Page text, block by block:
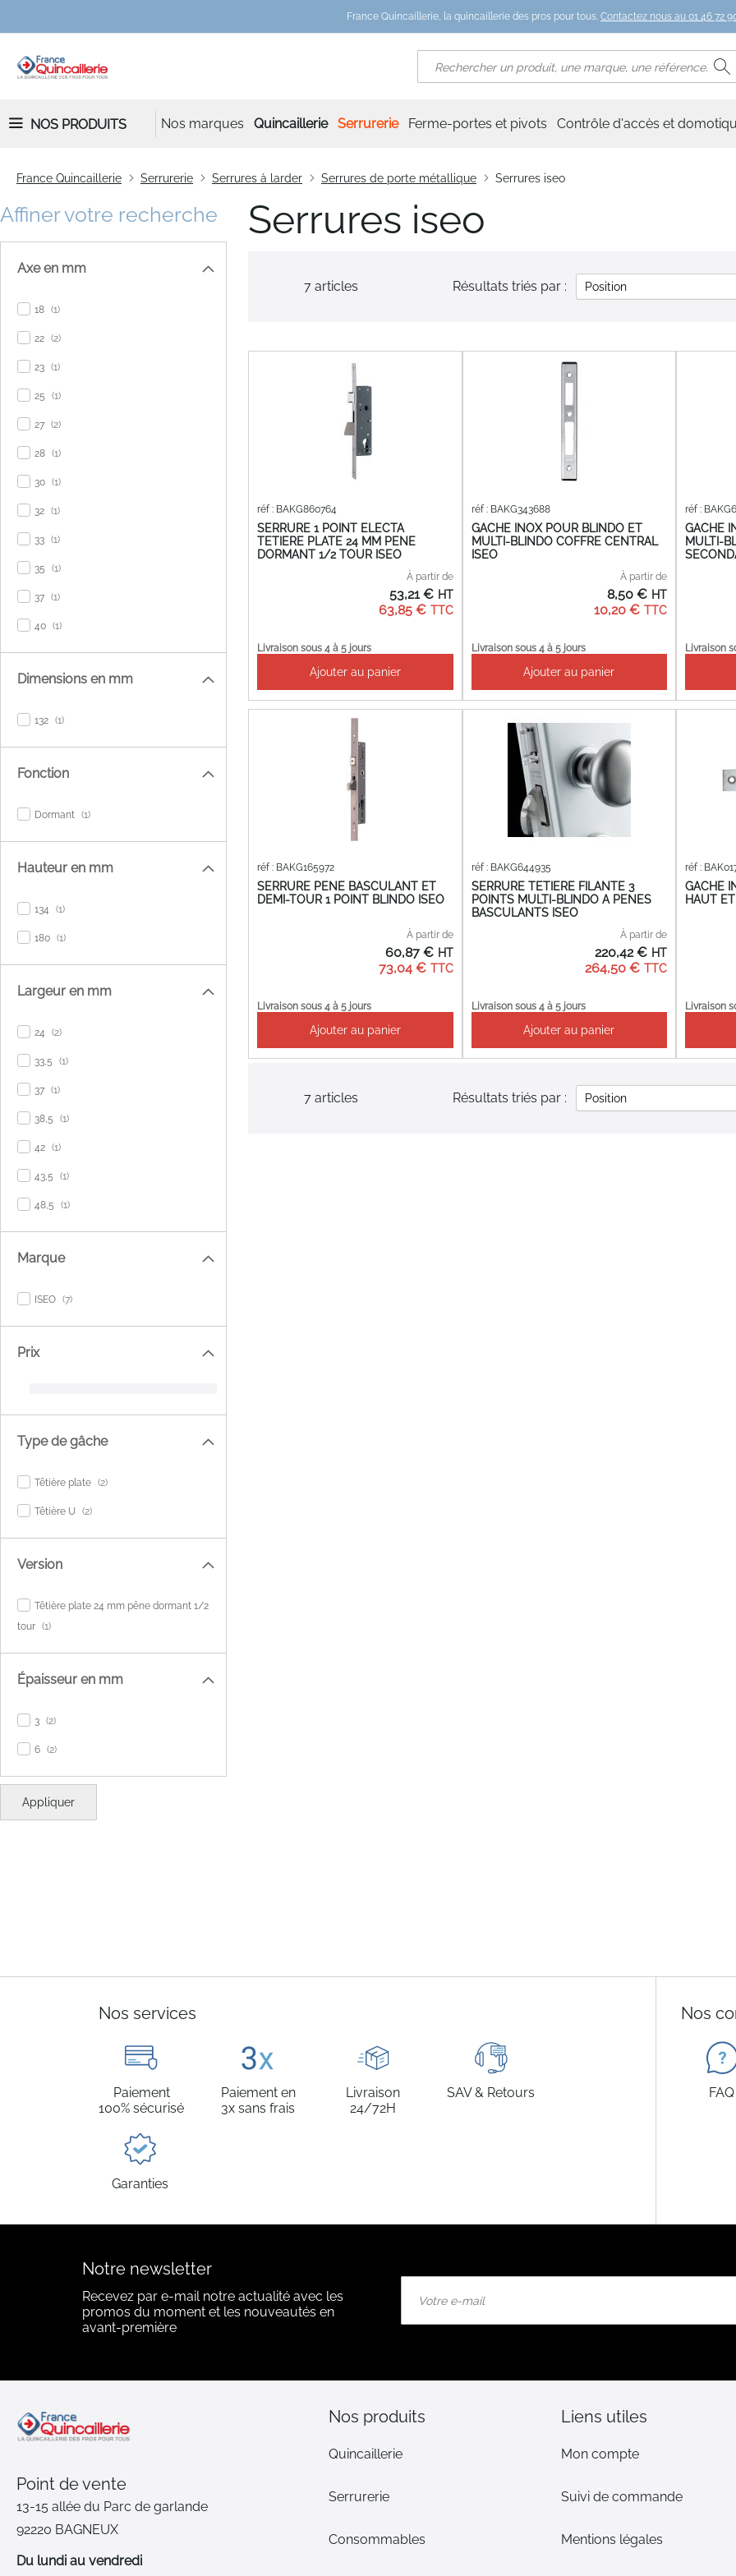
France Quincaillerie, la quincaillerie des pros pour tous. Contactez nous au 01 46 72
NOS PRODUITS Nos marques Quincaillerie Serrurerie Ferme-portes et pivots Contrôle d'accès et
France Quincaillerie Serrurerie Serrures à larder Serrures de porte métallique Serrures iseo
Serrures iseo
7 articles Résultats triés par :
SERRURE 1 POINT ELECTA
TETIERE PLATE 24 MM PENE
DORMANT 1/2 TOUR ISEO
réf : BAKG860764
À partir de
63,85 €
53,21 €
Livraison sous 4 à 5 jours
Ajouter au panier
GACHE INOX POUR BLINDO ET
MULTI-BLINDO COFFRE CENTRAL
ISEO
réf : BAKG343688
À partir de
10,20 €
8,50 €
Livraison sous 4 à 5 jours
Ajouter au panier
GACHE
MULTI-
réf :
Livraison
SERRURE PENE BASCULANT ET
DEMI-TOUR 1 POINT BLINDO ISEO
réf : BAKG165972
À partir de
73,04 €
60,87 €
Livraison sous 4 à 5 jours
Ajouter au panier
SERRURE TETIERE FILANTE 3
POINTS MULTI-BLINDO A PENES
BASCULANTS ISEO
réf : BAKG644935
À partir de
264,50 €
220,42 €
Livraison sous 4 à 5 jours
Ajouter au panier
GACHE
HAUT
réf :
Livraison
7 articles Résultats triés par :
Affiner votre recherche
Axe en mm
18 1item
22 2items
23 1item
25 1item
27 2items
28 1item
30 1item
32 1item
33 1item
35 1item
37 1item
40 1item
Dimensions en mm
132 1item
Fonction
Dormant 1item
Hauteur en mm
134 1item
180 1item
Largeur en mm
24 2items
33,5 1item
37 1item
38,5 1item
42 1item
43,5 1item
48,5 1item
Marque
ISEO 7items
Prix
Type de gâche
Têtière plate 2items
Têtière U 2items
Version
Têtière plate 24 mm pêne dormant 1/2
tour
1item
Épaisseur en mm
3 2items
6 2items
Appliquer
Nos services
Paiement
100% sécurisé
Paiement en
3x sans frais
Livraison
24/72H
SAV & Retours
Garanties
Nos
FAQ
Notre newsletter
Recevez par e-mail notre actualité avec les
promos du moment et les nouveautés en
avant-première
notre
:
Point de vente
13-15 allée du Parc de garlande
92220 BAGNEUX
Du lundi au vendredi
Nos produits
Quincaillerie
Serrurerie
Consommables
Liens utiles
Mon compte
Suivi de commande
Mentions légales